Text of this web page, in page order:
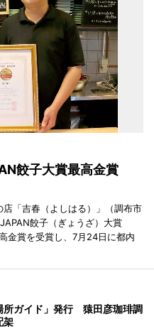
餃子大賞最高金賞
「吉春（よしはる）」（調布市
餃子（ぎょうざ）大賞
金賞を受賞し、7月24日に都内
所ガイド」発行 猿田彦珈琲調
架